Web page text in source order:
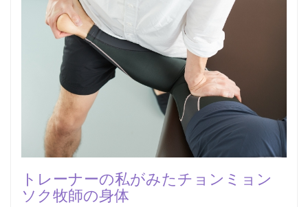
トレーナーの私がみたチョンミョン
ソク牧師の身体